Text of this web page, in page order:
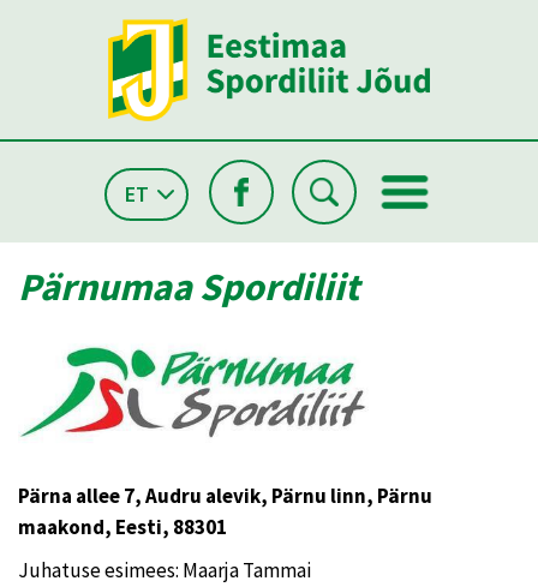
ET
Pärnumaa Spordiliit
Pärna allee 7, Audru alevik, Pärnu linn, Pärnu
maakond, Eesti, 88301
Juhatuse esimees: Maarja Tammai